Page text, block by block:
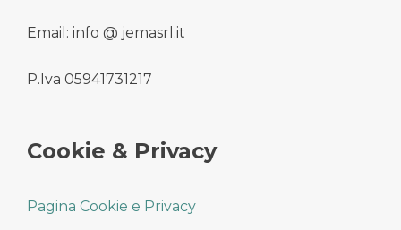
Email: info @ jemasrl.it
P.Iva 05941731217
Cookie & Privacy
Pagina Cookie e Privacy